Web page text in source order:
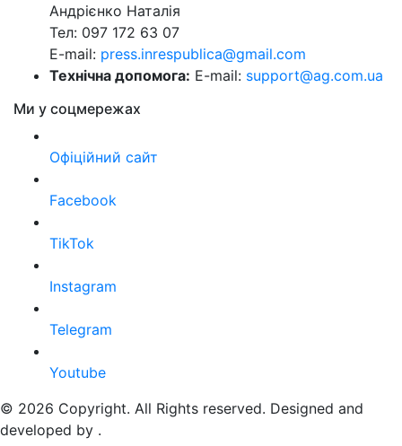
Андрієнко Наталія
Тел: 097 172 63 07
E-mail: press.inrespublica@gmail.com
Технічна допомога: E-mail: support@ag.com.ua
Ми у соцмережах
Офіційний сайт
Facebook
TikTok
Instagram
Telegram
Youtube
© 2026 Copyright. All Rights reserved. Designed and
developed by .